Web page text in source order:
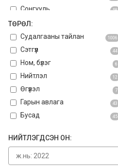
Сонгууль 58
Авлига
Үндсэн хууль 3
Бусад 34
ТӨРӨЛ:
Судалгааны тайлан
1006
Сэтгүүл 44
Ном, бүлэг 6
Нийтлэл 12
Өгүүлэл 7
Гарын авлага 43
Бусад 45
НИЙТЛЭГДСЭН ОН: